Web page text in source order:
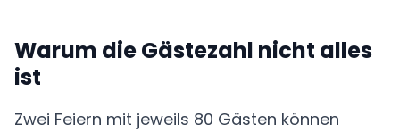
Warum die Gästezahl nicht alles
ist
Zwei Feiern mit jeweils 80 Gästen können